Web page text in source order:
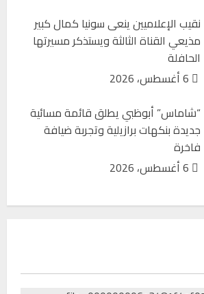
نقيب الإعلاميين ينعى سونيا كمال كبير
مذيعي القناة الثالثة ويستذكر مسيرتها
الحافلة
“شاماس” أبوظبي يطلق قائمة مسائية
جديدة بنكهات برازيلية وتجربة ضيافة
فاخرة